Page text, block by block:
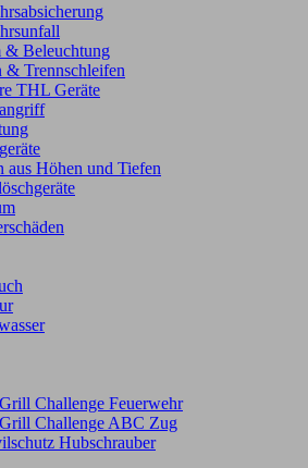
& Beleuchtung
& Trennschleifen
THL Geräte
aus Höhen und Tiefen
Challenge Feuerwehr
Challenge ABC Zug
Hubschrauber